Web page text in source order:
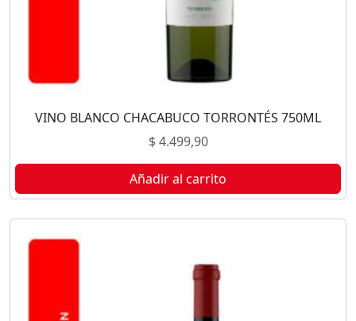
VINO BLANCO CHACABUCO TORRONTÉS 750ML
$4.499,90
Añadir al carrito